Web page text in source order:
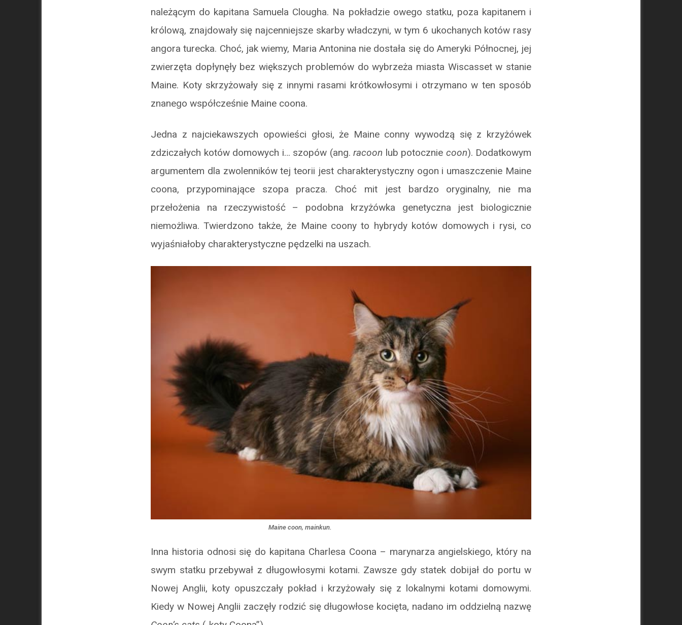
należącym do kapitana Samuela Clougha. Na pokładzie owego statku, poza kapitanem i
królową, znajdowały się najcenniejsze skarby władczyni, w tym 6 ukochanych kotów rasy
angora turecka. Choć, jak wiemy, Maria Antonina nie dostała się do Ameryki Północnej, jej
zwierzęta dopłynęły bez większych problemów do wybrzeża miasta Wiscasset w stanie
Maine. Koty skrzyżowały się z innymi rasami krótkowłosymi i otrzymano w ten sposób
znanego współcześnie Maine coona.
Jedna z najciekawszych opowieści głosi, że Maine conny wywodzą się z krzyżówek
zdziczałych kotów domowych i… szopów (ang. racoon lub potocznie coon). Dodatkowym
argumentem dla zwolenników tej teorii jest charakterystyczny ogon i umaszczenie Maine
coona, przypominające szopa pracza. Choć mit jest bardzo oryginalny, nie ma
przełożenia na rzeczywistość – podobna krzyżówka genetyczna jest biologicznie
niemożliwa. Twierdzono także, że Maine coony to hybrydy kotów domowych i rysi, co
wyjaśniałoby charakterystyczne pędzelki na uszach.
Maine coon, mainkun.
Inna historia odnosi się do kapitana Charlesa Coona – marynarza angielskiego, który na
swym statku przebywał z długowłosymi kotami. Zawsze gdy statek dobijał do portu w
Nowej Anglii, koty opuszczały pokład i krzyżowały się z lokalnymi kotami domowymi.
Kiedy w Nowej Anglii zaczęły rodzić się długowłose kocięta, nadano im oddzielną nazwę